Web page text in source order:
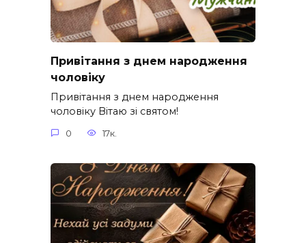
Привітання з днем народження
чоловіку
Привітання з днем народження
чоловіку Вітаю зі святом!
0 17к.